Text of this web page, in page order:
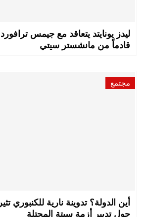
ليدز يونايتد يتعاقد مع جيمس
قادماً من مانشستر سيتي
مجتمع
أين الدولة؟ تدوينة نارية للكنبوري
حول تدبير أزمة سبتة المحتلة